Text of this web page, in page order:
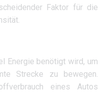
Faktor für die
Energie benötigt wird, um
Strecke zu bewegen.
eines Autos